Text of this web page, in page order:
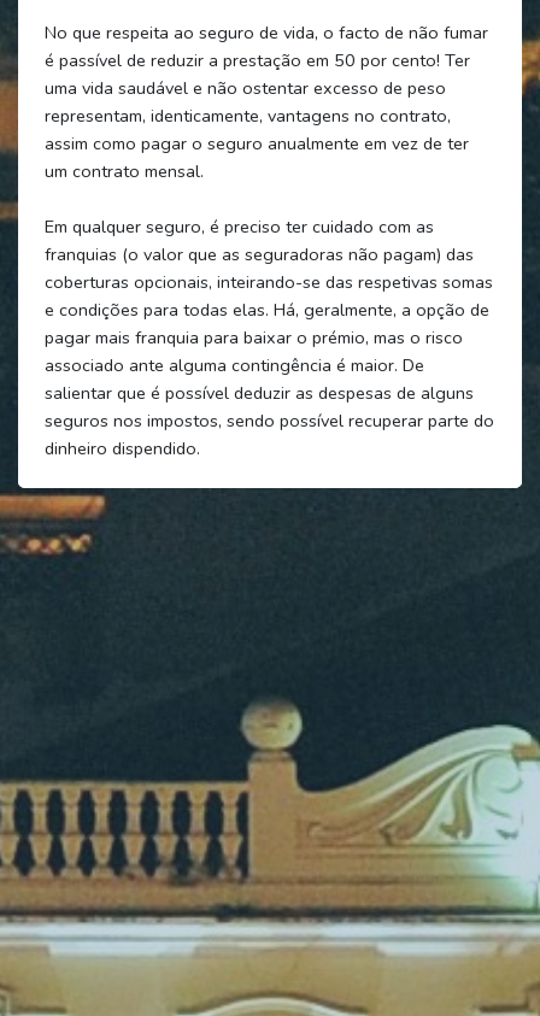
No que respeita ao seguro de vida, o facto de não fumar
é passível de reduzir a prestação em 50 por cento! Ter
uma vida saudável e não ostentar excesso de peso
representam, identicamente, vantagens no contrato,
assim como pagar o seguro anualmente em vez de ter
um contrato mensal.
Em qualquer seguro, é preciso ter cuidado com as
franquias (o valor que as seguradoras não pagam) das
coberturas opcionais, inteirando-se das respetivas somas
e condições para todas elas. Há, geralmente, a opção de
pagar mais franquia para baixar o prémio, mas o risco
associado ante alguma contingência é maior. De
salientar que é possível deduzir as despesas de alguns
seguros nos impostos, sendo possível recuperar parte do
dinheiro dispendido.